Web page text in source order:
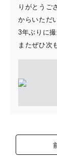
りがとうご
からいただ
3年ぶりに
またぜひ次